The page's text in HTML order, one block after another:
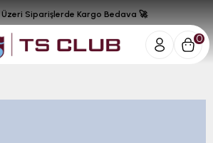
0
Siparişlerde Kargo Bedava 🚀